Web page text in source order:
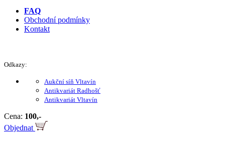
FAQ
Obchodní podmínky
Kontakt
Odkazy:
Aukční síň Vltavín
Antikvariát Radhošť
Antikvariát Vltavín
Cena: 100,-
Objednat